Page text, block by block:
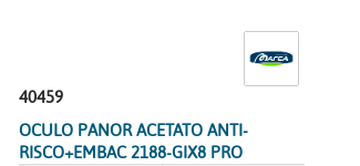
40459
OCULO PANOR ACETATO ANTI-
RISCO+EMBAC 2188-GIX8 PRO